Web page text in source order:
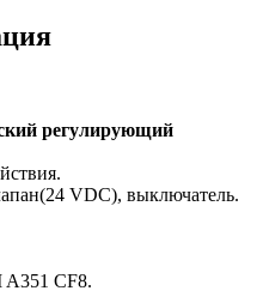
регулирующий
VDC), выключатель.
CF8.